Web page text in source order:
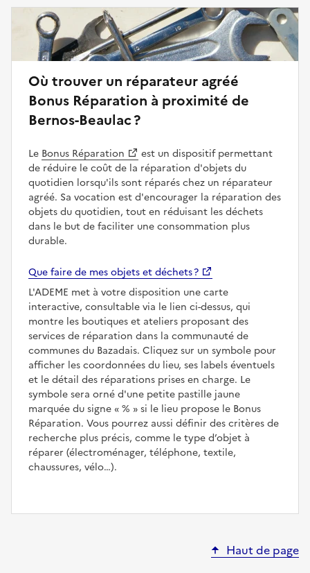
Où trouver un réparateur agréé
Bonus Réparation à proximité de
Bernos-Beaulac ?
Le Bonus Réparation
est un dispositif permettant
de réduire le coût de la réparation d'objets du
quotidien lorsqu'ils sont réparés chez un réparateur
agréé. Sa vocation est d'encourager la réparation des
objets du quotidien, tout en réduisant les déchets
dans le but de faciliter une consommation plus
durable.
Que faire de mes objets et déchets ?
L'ADEME met à votre disposition une carte
interactive, consultable via le lien ci-dessus, qui
montre les boutiques et ateliers proposant des
services de réparation dans la communauté de
communes du Bazadais. Cliquez sur un symbole pour
afficher les coordonnées du lieu, ses labels éventuels
et le détail des réparations prises en charge. Le
symbole sera orné d'une petite pastille jaune
marquée du signe
%
si le lieu propose le Bonus
Réparation. Vous pourrez aussi définir des critères de
recherche plus précis, comme le type d’objet à
réparer (électroménager, téléphone, textile,
chaussures, vélo…).
Haut de page